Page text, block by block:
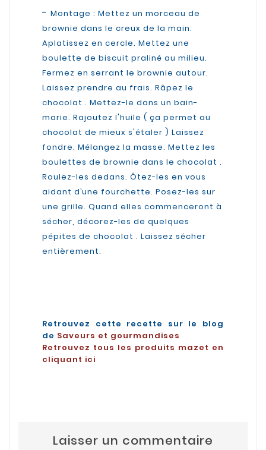
- Montage : Mettez un morceau de
brownie dans le creux de la main.
Aplatissez en cercle. Mettez une
boulette de biscuit praliné au milieu.
Fermez en serrant le brownie autour.
Laissez prendre au frais. Râpez le
chocolat . Mettez-le dans un bain-
marie. Rajoutez l'huile ( ça permet au
chocolat de mieux s'étaler ) Laissez
fondre. Mélangez la masse. Mettez les
boulettes de brownie dans le chocolat .
Roulez-les dedans. Ôtez-les en vous
aidant d’une fourchette. Posez-les sur
une grille. Quand elles commenceront à
sécher, décorez-les de quelques
pépites de chocolat . Laissez sécher
entièrement.
Retrouvez cette recette sur le blog
de Saveurs et gourmandises
Retrouvez tous les produits mazet en
cliquant ici
Laisser un commentaire